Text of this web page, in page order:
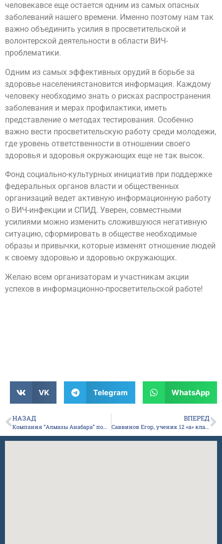
человекавсе еще остается одним из самых опасных
заболеваний нашего времени. Именно поэтому нам так
важно объединить усилия в просветительской и
волонтерской деятельности в области ВИЧ-
проблематики.
Одним из самых эффективных орудий в борьбе за
здоровье населениястановится информация. Каждому
человеку необходимо знать о рисках распространения
заболевания и мерах профилактики, иметь
представление о методах тестирования. Особенно
важно вести просветительскую работу среди молодежи,
где уровень ответственности в отношении своего
здоровья и здоровья окружающих еще не так высок.
Фонд социально-культурных инициатив при поддержке
федеральных органов власти и общественных
организаций ведет активную информационную работу
о ВИЧ-инфекции и СПИД. Уверен, совместными
усилиями можно изменить сложившуюся негативную
ситуацию, сформировать в обществе необходимые
образы и привычки, которые изменят отношение людей
к своему здоровью и здоровью окружающих.
Желаю всем организаторам и участникам акции
успехов в информационно-просветительской работе!
VK Telegram WhatsApp
НАЗАД
Компания “Алмазы Анабара” помогает подшефной школе готовиться к Новому году
ВПЕРЕД
Саввинов Егор, ученик 12 «а» класса, в составе команды ЦЦОД «IT-Куб» города Якутска принял участие в финальном этапе Всероссийского хакатона по программированию